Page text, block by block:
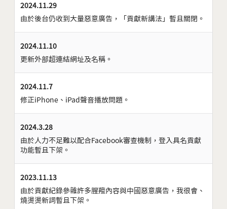
2024.11.29
由於後台仍收到大量惡意廣告，「貢獻新講法」暫且關閉。
2024.11.10
更新外部超連結網址及名稱。
2024.11.7
修正iPhone、iPad聲音播放問題。
2024.3.28
由於人力不足難以配合Facebook審查機制，登入具名貢獻
功能暫且下架。
2023.11.13
由於貢獻紀錄參雜許多腥羶內容與中國惡意廣告，我很會、
燒燙燙新詞暫且下架。